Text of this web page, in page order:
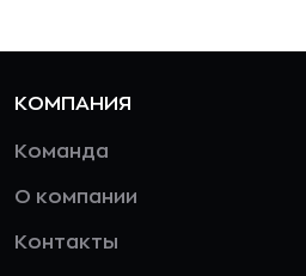
КОМПАНИЯ
Команда
О компании
Контакты